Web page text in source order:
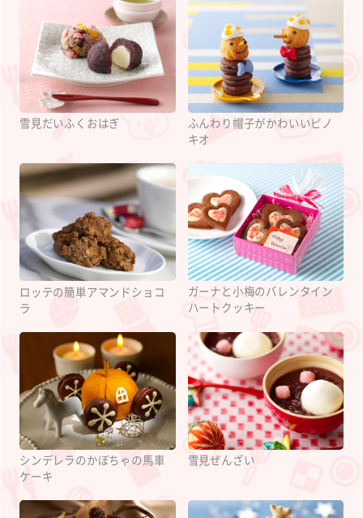
雪見だいふくおはぎ
ふんわり帽子がかわいいピノ
キオ
ロッテの簡単アマンドショコ
ラ
ガーナと小梅のバレンタイン
ハートクッキー
シンデレラのかぼちゃの馬車
ケーキ
雪見ぜんざい